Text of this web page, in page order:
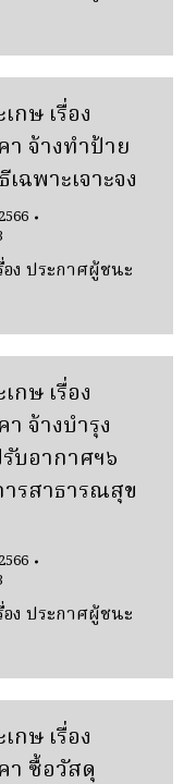
กษ เรื่อง
า จ้างทำป้าย
ฉพาะเจาะจง
อง ประกาศผู้ชนะ
กษ เรื่อง
จ้างบำรุง
บอากาศฯ๖
รสาธารณสุข
อง ประกาศผู้ชนะ
กษ เรื่อง
า ซื้อวัสดุ